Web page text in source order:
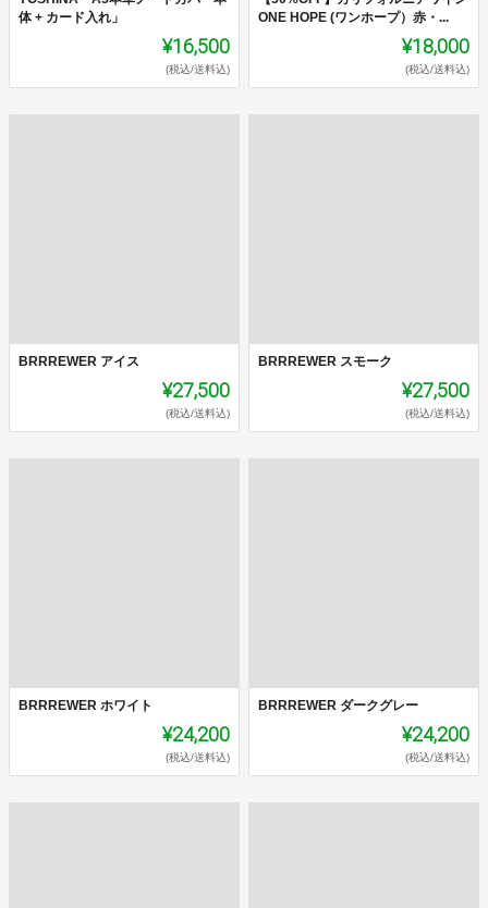
体 + カード入れ」
¥16,500
(税込/送料込)
ONE HOPE (ワンホープ）赤・...
¥18,000
(税込/送料込)
BRRREWER アイス
¥27,500
(税込/送料込)
BRRREWER スモーク
¥27,500
(税込/送料込)
BRRREWER ホワイト
¥24,200
(税込/送料込)
BRRREWER ダークグレー
¥24,200
(税込/送料込)